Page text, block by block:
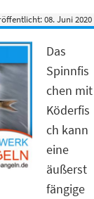
08. Juni 2020
Das
Spinnfis
chen mit
Köderfis
ch kann
eine
äußerst
fängige